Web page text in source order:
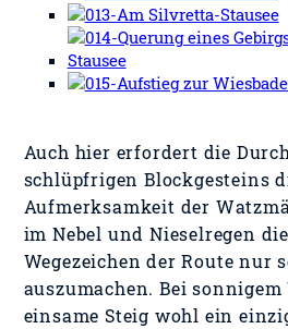
Auch hier erfordert die
schlüpfrigen Blockgesteins
Aufmerksamkeit der
im Nebel und Nieselregen
Wegezeichen der Route nur
auszumachen. Bei
einsame Steig wohl ein